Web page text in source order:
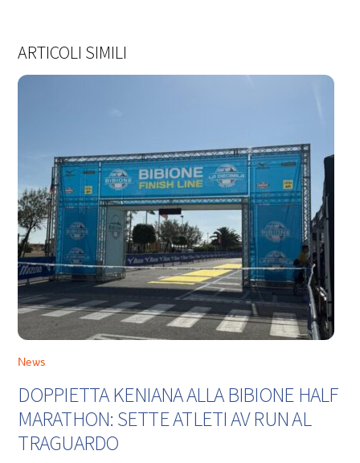
ARTICOLI SIMILI
News
DOPPIETTA KENIANA ALLA BIBIONE HALF
MARATHON: SETTE ATLETI AV RUN AL
TRAGUARDO